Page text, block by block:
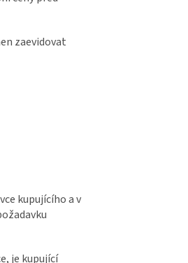
zaevidovat
kupujícího a v
je kupující